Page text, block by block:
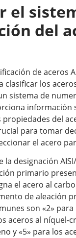
el
del
de aceros
clasificar los
sistema de
información
propiedades del
para tomar
el acero
designación
primario
el acero al
de aleación
son «2» para
aceros al níquel-
y «5» para los